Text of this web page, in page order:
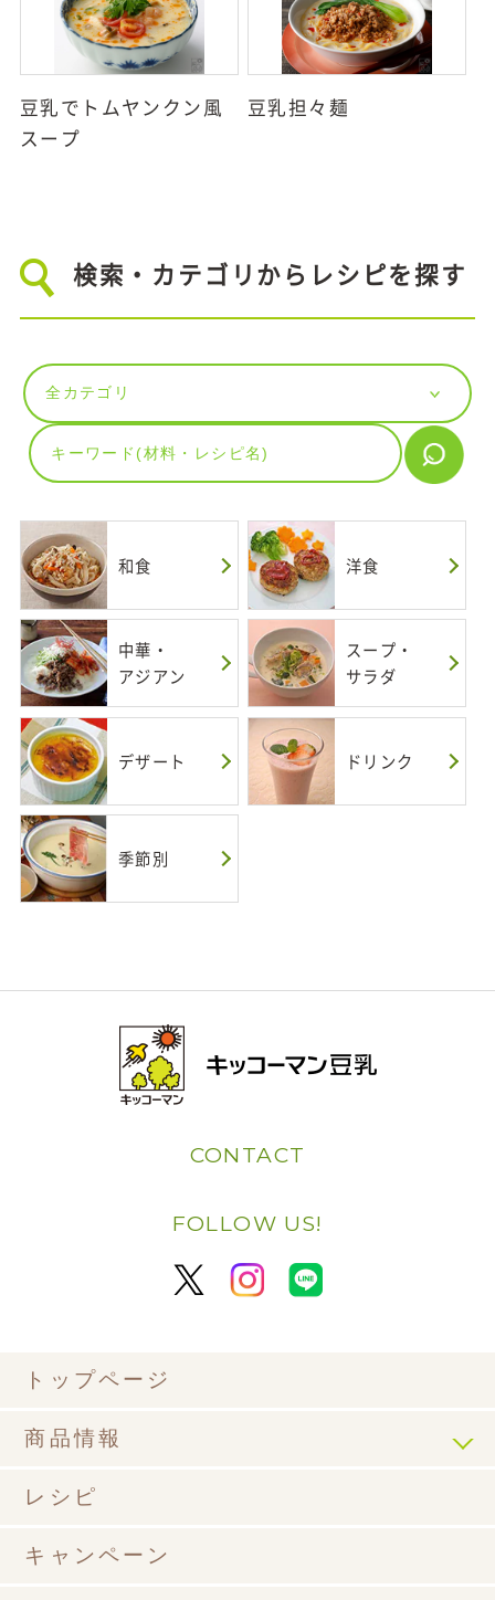
豆乳でトムヤンクン風
スープ
豆乳担々麺
検索・カテゴリからレシピを探す
和食 洋食
中華・
アジアン
スープ・
サラダ
デザート ドリンク
季節別
CONTACT
FOLLOW US!
トップページ
商品情報
レシピ
キャンペーン